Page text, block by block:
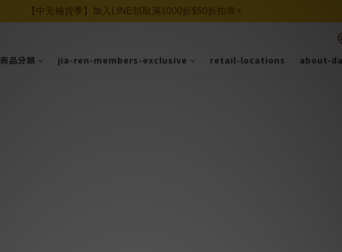
商品分類 jia-ren-members-exclusive retail-locations about-
【中元補貨季】加入LINE領取滿1000折$50折扣券⚡️